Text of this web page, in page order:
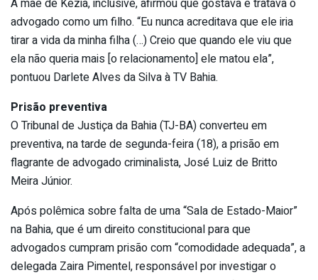
advogado como um filho. “Eu nunca acreditava que ele iria
tirar a vida da minha filha (…) Creio que quando ele viu que
ela não queria mais [o relacionamento] ele matou ela”,
pontuou Darlete Alves da Silva à TV Bahia.
Prisão preventiva
O Tribunal de Justiça da Bahia (TJ-BA) converteu em
preventiva, na tarde de segunda-feira (18), a prisão em
flagrante de advogado criminalista, José Luiz de Britto
Meira Júnior.
Após polêmica sobre falta de uma “Sala de Estado-Maior”
na Bahia, que é um direito constitucional para que
advogados cumpram prisão com “comodidade adequada”, a
delegada Zaira Pimentel, responsável por investigar o